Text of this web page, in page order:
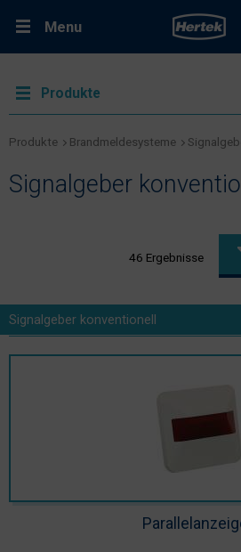
Menu
Produkte
Kundenservice &
Support & Kontakt
Fachportal Brandschutz
Produkte
Produkte Brandmeldesysteme
Signalgeber
46 Ergebnisse
Signalgeber konventionell